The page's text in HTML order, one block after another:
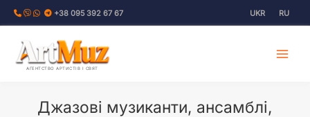
Перейти
+38 095 392 67 67 UKR RU
АГЕНТСТВО АРТИСТІВ І СВЯТ
Джазові музиканти, ансамблі,